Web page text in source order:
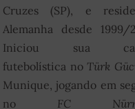
Cruzes (SP), e
Alemanha desde 1999/
Iniciou sua
futebolística no Türk
Munique, jogando em
no FC